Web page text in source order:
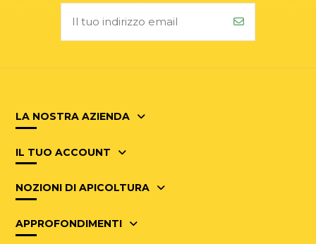
LA NOSTRA AZIENDA
IL TUO ACCOUNT
NOZIONI DI APICOLTURA
APPROFONDIMENTI